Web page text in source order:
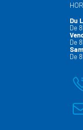
Du
De
De
De